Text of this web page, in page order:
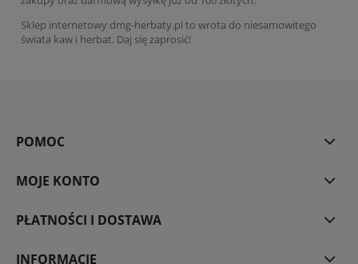
Sklep internetowy dmg-herbaty.pl to wrota do niesamowitego
świata kaw i herbat. Daj się zaprosić!
POMOC
MOJE KONTO
PŁATNOŚCI I DOSTAWA
INFORMACJE